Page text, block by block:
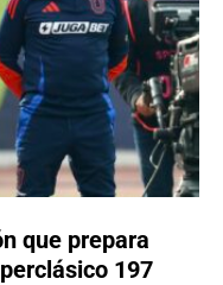
que prepara
197